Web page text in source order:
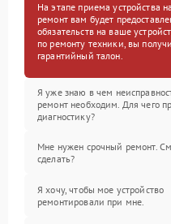
На этапе приема устройства
ремонт вам будет
обязательств на ваше
по ремонту техники, вы
гарантийный талон.
Я уже знаю в чем
ремонт необходим. Для чего
диагностику?
Мне нужен срочный ремонт.
сделать?
Я хочу, чтобы мое устройство
ремонтировали при мне.